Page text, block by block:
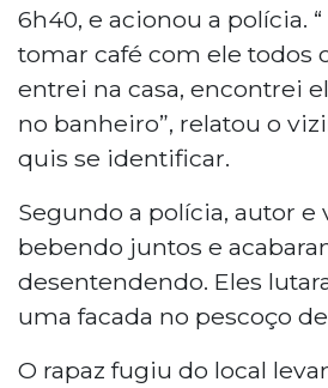
6h40, e acionou a polícia.
tomar café com ele todos
entrei na casa, encontrei
no banheiro”, relatou o
quis se identificar.
Segundo a polícia, autor e
bebendo juntos e
desentendendo. Eles
uma facada no pescoço
O rapaz fugiu do local